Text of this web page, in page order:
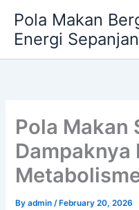
content
Pola Makan
Energi
Pola Makan
Dampaknya
Byadmin/ February 20, 2026